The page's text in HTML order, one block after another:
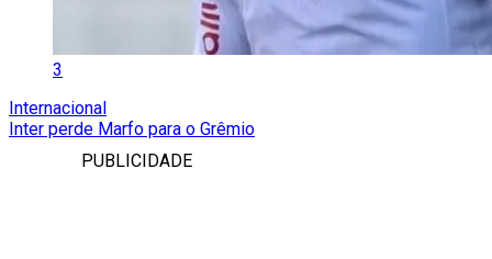
3
Internacional
Inter perde Marfo para o Grêmio
PUBLICIDADE